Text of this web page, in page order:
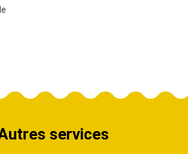
services